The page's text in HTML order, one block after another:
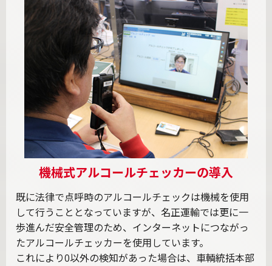
機械式アルコールチェッカーの導入
既に法律で点呼時のアルコールチェックは機械を使用
して行うこととなっていますが、名正運輸では更に一
歩進んだ安全管理のため、インターネットにつながっ
たアルコールチェッカーを使用しています。
これにより0以外の検知があった場合は、車輌統括本部